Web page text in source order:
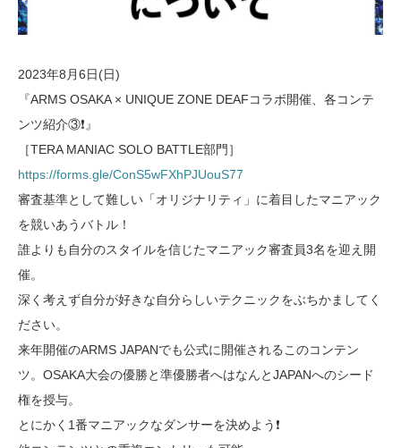
2023年8月6日(日)
『ARMS OSAKA × UNIQUE ZONE DEAFコラボ開催、各コンテ
ンツ紹介③❗️』
［TERA MANIAC SOLO BATTLE部門］
https://forms.gle/ConS5wFXhPJUouS77
審査基準として難しい「オリジナリティ」に着目したマニアック
を競いあうバトル！
誰よりも自分のスタイルを信じたマニアック審査員3名を迎え開
催。
深く考えず自分が好きな自分らしいテクニックをぶちかましてく
ださい。
来年開催のARMS JAPANでも公式に開催されるこのコンテン
ツ。OSAKA大会の優勝と準優勝者へはなんとJAPANへのシード
権を授与。
とにかく1番マニアックなダンサーを決めよう❗️